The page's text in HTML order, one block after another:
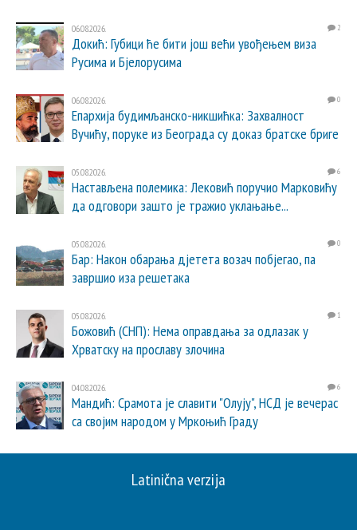
06.08.2026. 2
Докић: Губици ће бити још већи увођењем виза
Русима и Бјелорусима
06.08.2026. 0
Епархија будимљанско-никшићка: Захвалност
Вучићу, поруке из Београда су доказ братске бриге
05.08.2026. 6
Настављена полемика: Лековић поручио Марковићу
да одговори зашто је тражио уклањање...
05.08.2026. 0
Бар: Након обарања дјетета возач побјегао, па
завршио иза решетака
05.08.2026. 1
Божовић (СНП): Нема оправдања за одлазак у
Хрватску на прославу злочина
04.08.2026. 6
Мандић: Срамота је славити "Олују", НСД је вечерас
са својим народом у Мркоњић Граду
Latinična verzija